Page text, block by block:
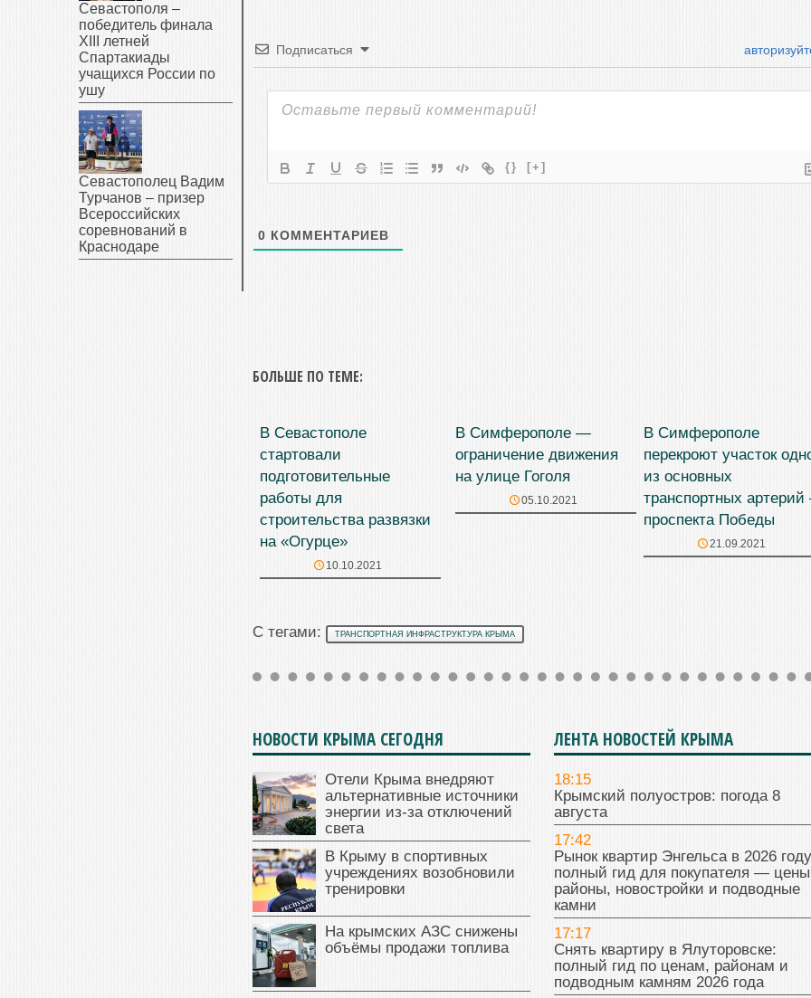
Подписаться
{} [+]
0 КОММЕНТАРИЕВ
БОЛЬШЕ ПО ТЕМЕ:
В Севастополе
стартовали
подготовительные
работы для
строительства развязки
на «Огурце»
10.10.2021
В Симферополе —
ограничение движения
на улице Гоголя
05.10.2021
В Симферополе
перекроют участок
из основных
транспортных
проспекта Победы
21.09.2021
С тегами: ТРАНСПОРТНАЯ ИНФРАСТРУКТУРА КРЫМА
НОВОСТИ КРЫМА СЕГОДНЯ
Отели Крыма внедряют
альтернативные источники
энергии из-за отключений
света
В Крыму в спортивных
учреждениях возобновили
тренировки
На крымских АЗС снижены
объёмы продажи топлива
ЛЕНТА НОВОСТЕЙ КРЫМА
18:15
Крымский полуостров: погода 8
августа
17:42
Рынок квартир Энгельса в 2026
полный гид для покупателя —
районы, новостройки и подводные
камни
17:17
Снять квартиру в Ялуторовске:
полный гид по ценам, районам и
подводным камням 2026 года
Севастополя –
победитель финала
XIII летней
Спартакиады
учащихся России по
ушу
Севастополец Вадим
Турчанов – призер
Всероссийских
соревнований в
Краснодаре